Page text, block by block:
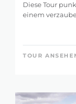
Diese Tour
einem
TOUR